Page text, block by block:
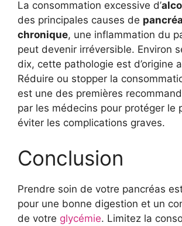
La consommation excessive d’
des principales causes de
chronique, une inflammation du
peut devenir irréversible. Environ
dix, cette pathologie est d’origine
Réduire ou stopper la
est une des premières
par les médecins pour protéger le
éviter les complications graves.
Conclusion
Prendre soin de votre pancréas
pour une bonne digestion et un
de votre glycémie. Limitez la